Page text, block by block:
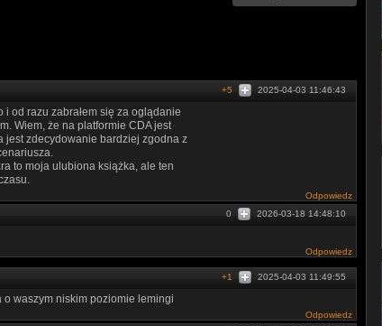
2025-04-03 11:46:43
+5
i od razu zabrałem się za oglądanie
Wiem, że na platformie CDA jest
jest zdecydowanie bardziej zgodna z
to moja ulubiona książka, ale ten
Odpowiedz
2026-03-18 14:48:10
0
Odpowiedz
2025-04-03 11:49:55
+1
o waszym niskim poziomie lemingi
Odpowiedz